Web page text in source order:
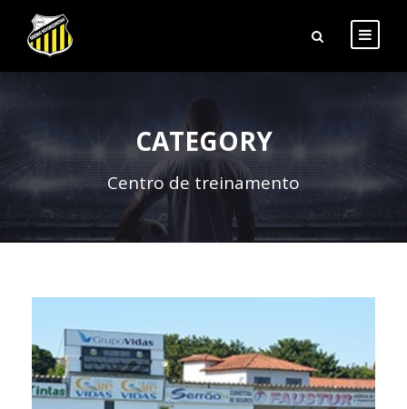
CATEGORY
Centro de treinamento